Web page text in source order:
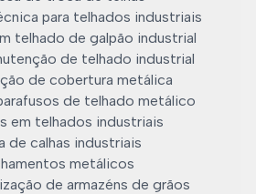
para telhados industriais
telhado de galpão industrial
de telhado industrial
de cobertura metálica
de telhado metálico
em telhados industriais
de calhas industriais
metálicos
de armazéns de grãos